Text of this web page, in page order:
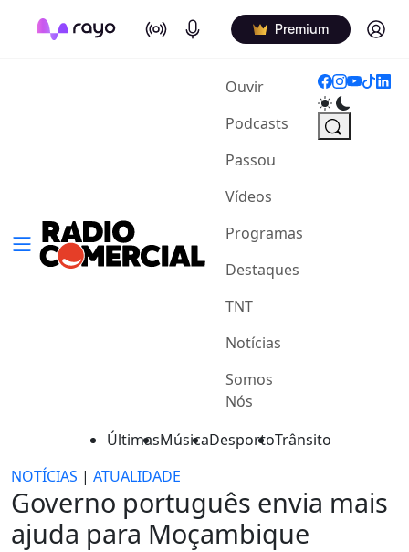
On Air Podcasts Premium Log in
Ouvir(current)
Podcasts
Passou
Vídeos
Programas
Destaques
TNT
Notícias
Somos
Nós
ÚltimasMúsicaDesportoTrânsito
NOTÍCIAS | ATUALIDADE
Governo português envia mais
ajuda para Moçambique